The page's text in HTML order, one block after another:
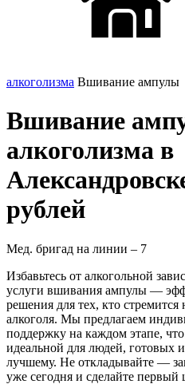
алкоголизма Вшивание ампулы
Вшивание
алкоголизма в
рублей
Мед. бригад на линии – 7
Избавьтесь от алкогольной
услуги вшивания ампулы —
решения для тех, кто стремится
алкоголя. Мы предлагаем
поддержку на каждом этапе,
идеальной для людей, готовых
лучшему. Не откладывайте —
уже сегодня и сделайте первый